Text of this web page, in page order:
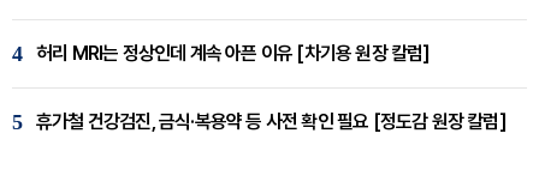
4 허리 MRI는 정상인데 계속 아픈 이유 [차기용 원장 칼럼]
5 휴가철 건강검진, 금식·복용약 등 사전 확인 필요 [정도감 원장 칼럼]